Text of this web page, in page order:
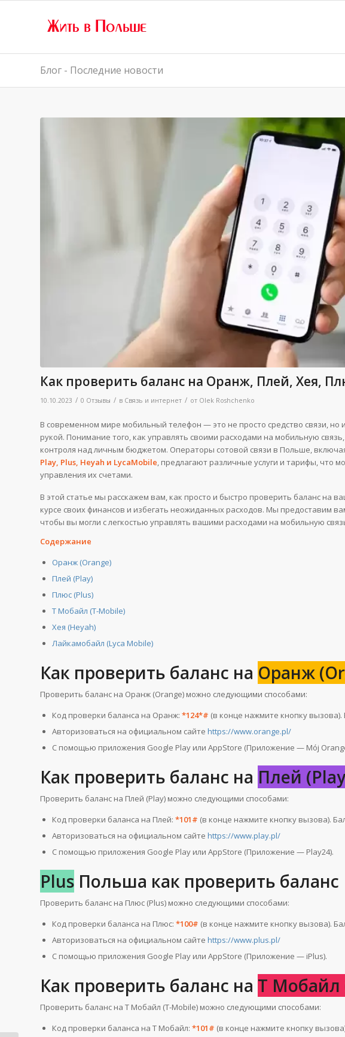
Блог - Последние новости
Как проверить баланс на Оранж, Плей, Хея,
10.10.2023 / 0 Отзывы / в Связь и интернет / от Olek Roshchenko
В современном мире мобильный телефон — это не просто средство связи,
рукой. Понимание того, как управлять своими расходами на мобильную
контроля над личным бюджетом. Операторы сотовой связи в Польше,
Play, Plus, Heyah и LycaMobile, предлагают различные услуги и тарифы, что
управления их счетами.
В этой статье мы расскажем вам, как просто и быстро проверить баланс на
курсе своих финансов и избегать неожиданных расходов. Мы предоставим
чтобы вы могли с легкостью управлять вашими расходами на мобильную
Содержание
Оранж (Orange)
Плей (Play)
Плюс (Plus)
Т Мобайл (T-Mobile)
Хея (Heyah)
Лайкамобайл (Lyca Mobile)
Как проверить баланс на Оранж
Проверить баланс на Оранж (Orange) можно следующими способами:
Код проверки баланса на Оранж: *124*# (в конце нажмите кнопку
Авторизоваться на официальном сайте https://www.orange.pl/
С помощью приложения Google Play или AppStore (Приложение — Mój
Как проверить баланс на Плей
Проверить баланс на Плей (Play) можно следующими способами:
Код проверки баланса на Плей: *101# (в конце нажмите кнопку вызова).
Авторизоваться на официальном сайте https://www.play.pl/
С помощью приложения Google Play или AppStore (Приложение — Play24).
Plus Польша как проверить баланс
Проверить баланс на Плюс (Plus) можно следующими способами:
Код проверки баланса на Плюс: *100# (в конце нажмите кнопку вызова).
Авторизоваться на официальном сайте https://www.plus.pl/
С помощью приложения Google Play или AppStore (Приложение — iPlus).
Как проверить баланс на Т Мобайл
Проверить баланс на Т Мобайл (T-Mobile) можно следующими способами:
Код проверки баланса на Т Мобайл: *101# (в конце нажмите кнопку